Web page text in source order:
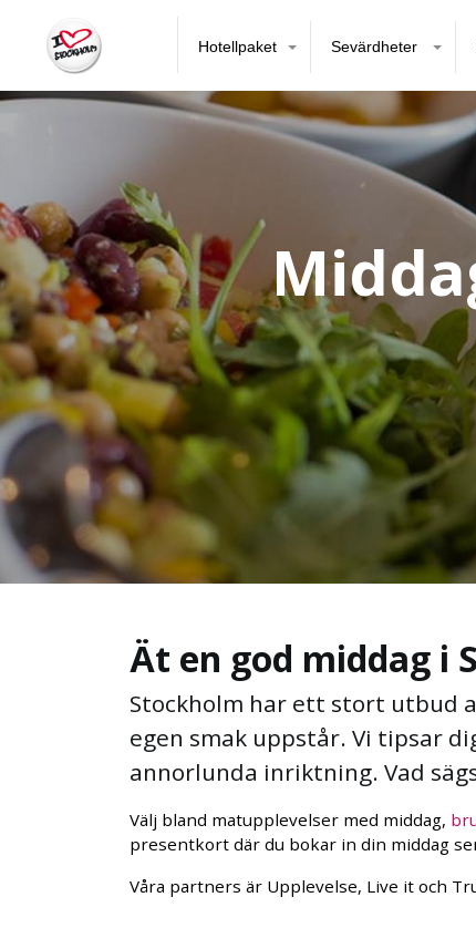
Hotellpaket Sevärdheter
Ät en god middag i
Stockholm har ett stort utbud
egen smak uppstår. Vi tipsar
annorlunda inriktning. Vad
Välj bland matupplevelser med middag,
presentkort där du bokar in din middag
Våra partners är Upplevelse, Live it och